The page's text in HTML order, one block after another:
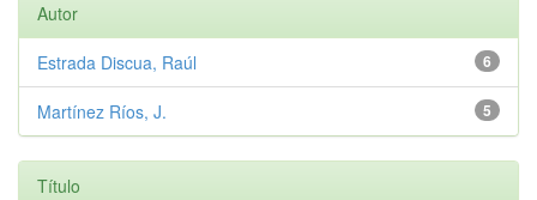
Autor
6
Estrada Discua, Raúl
5
Martínez Ríos, J.
Título